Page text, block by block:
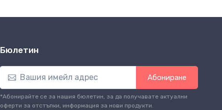
Бюлетин
Абониране
*Абонирайте се за нашия бюлетин, за да получавате актуални
оферти за отстъпки, информация за нови продукти.